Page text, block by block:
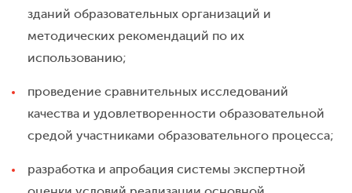
зданий образовательных организаций и
методических рекомендаций по их
использованию;
проведение сравнительных исследований
качества и удовлетворенности образовательной
средой участниками образовательного процесса;
разработка и апробация системы экспертной